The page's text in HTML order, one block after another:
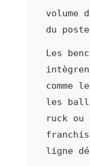
volume
du
Les
comme
les
ruck ou
ligne